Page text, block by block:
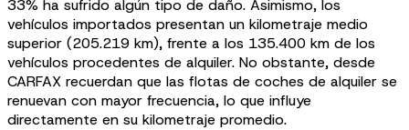
33% ha sufrido algún tipo de daño. Asimismo, los
vehículos importados presentan un kilometraje medio
superior (205.219 km), frente a los 135.400 km de los
vehículos procedentes de alquiler. No obstante, desde
CARFAX recuerdan que las flotas de coches de alquiler se
renuevan con mayor frecuencia, lo que influye
directamente en su kilometraje promedio.